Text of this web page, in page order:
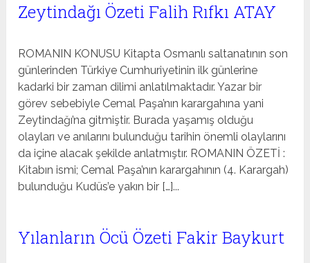
Zeytindağı Özeti Falih Rıfkı ATAY
ROMANIN KONUSU Kitapta Osmanlı saltanatının son
günlerinden Türkiye Cumhuriyetinin ilk günlerine
kadarki bir zaman dilimi anlatılmaktadır. Yazar bir
görev sebebiyle Cemal Paşa’nın karargahına yani
Zeytindağı’na gitmiştir. Burada yaşamış olduğu
olayları ve anılarını bulunduğu tarihin önemli olaylarını
da içine alacak şekilde anlatmıştır. ROMANIN ÖZETİ :
Kitabın ismi; Cemal Paşa’nın karargahının (4. Karargah)
bulunduğu Kudüs’e yakın bir […]...
Yılanların Öcü Özeti Fakir Baykurt